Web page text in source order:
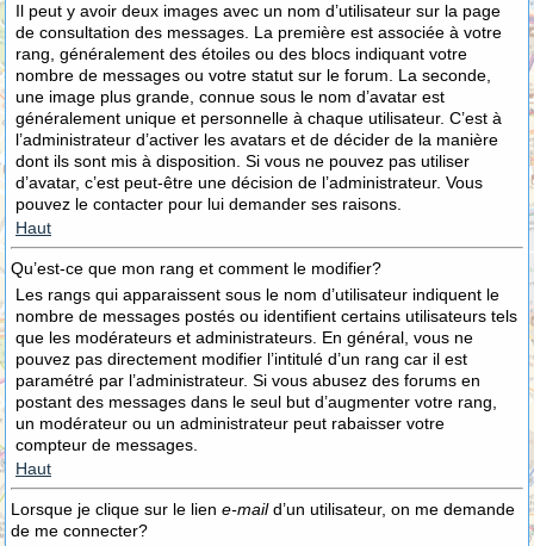
Il peut y avoir deux images avec un nom d’utilisateur sur la page
de consultation des messages. La première est associée à votre
rang, généralement des étoiles ou des blocs indiquant votre
nombre de messages ou votre statut sur le forum. La seconde,
une image plus grande, connue sous le nom d’avatar est
généralement unique et personnelle à chaque utilisateur. C’est à
l’administrateur d’activer les avatars et de décider de la manière
dont ils sont mis à disposition. Si vous ne pouvez pas utiliser
d’avatar, c’est peut-être une décision de l’administrateur. Vous
pouvez le contacter pour lui demander ses raisons.
Haut
Qu’est-ce que mon rang et comment le modifier?
Les rangs qui apparaissent sous le nom d’utilisateur indiquent le
nombre de messages postés ou identifient certains utilisateurs tels
que les modérateurs et administrateurs. En général, vous ne
pouvez pas directement modifier l’intitulé d’un rang car il est
paramétré par l’administrateur. Si vous abusez des forums en
postant des messages dans le seul but d’augmenter votre rang,
un modérateur ou un administrateur peut rabaisser votre
compteur de messages.
Haut
Lorsque je clique sur le lien e-maild’un utilisateur, on me demande
de me connecter?